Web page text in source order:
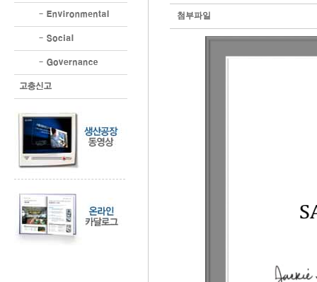
첨부파일